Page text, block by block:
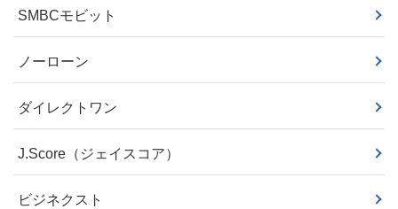
SMBCモビット
ノーローン
ダイレクトワン
J.Score（ジェイスコア）
ビジネクスト